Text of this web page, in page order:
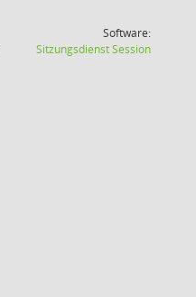
Software:
SitzungsdienstSession(Wird in